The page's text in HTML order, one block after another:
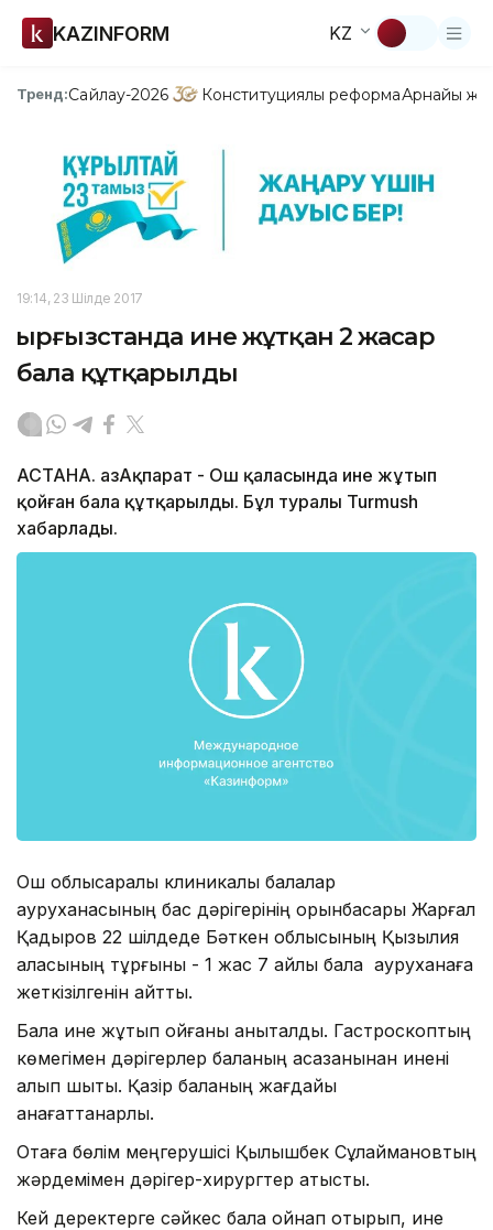
KAZINFORM KZ
Тренд:Сайлау-2026 Конституциялық реформаАрнайы
19:14, 23 Шілде 2017
Қырғызстанда ине жұтқан 2 жасар
бала құтқарылды
АСТАНА. ҚазАқпарат - Ош қаласында ине жұтып
қойған бала құтқарылды. Бұл туралы Turmush
хабарлады.
Ош облысаралық клиникалық балалар
ауруханасының бас дәрігерінің орынбасары Жарғал
Қадыров 22 шілдеде Бәткен облысының Қызылқия
қаласының тұрғыны - 1 жас 7 айлық бала ауруханаға
жеткізілгенін айтты.
Бала ине жұтып қойғаны анықталды. Гастроскоптың
көмегімен дәрігерлер баланың асқазанынан инені
алып шықты. Қазір баланың жағдайы
қанағаттанарлық.
Отаға бөлім меңгерушісі Қылышбек Сұлаймановтың
жәрдемімен дәрігер-хирургтер қатысты.
Кей деректерге сәйкес бала ойнап отырып, ине